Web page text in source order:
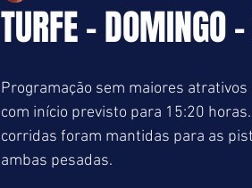
TURFE -
Programação sem maiores
com início previsto para 15:20
corridas foram mantidas para as
ambas pesadas.